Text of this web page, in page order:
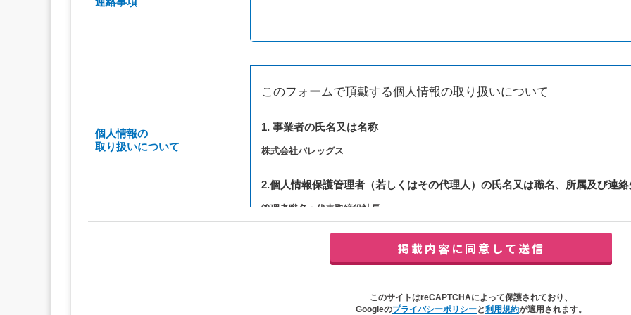
個人情報の
取り扱いについて
このフォームで頂戴する個人情報の取り扱いについて
1. 事業者の氏名又は名称
株式会社バレッグス
2.個人情報保護管理者（若しくはその代理人）の氏名又は職名、所属及び連絡
管理者職名：代表取締役社長
連絡先：privacy@balleggs.co.jp
（2）ご相談の対応（本人への連絡を含む）のため
（3）当サイトの各種サービスおよびサービスに関連した各種情報のメールによるご案内の
このサイトはreCAPTCHAによって保護されており、
Googleのプライバシーポリシーと利用規約が適用されます。